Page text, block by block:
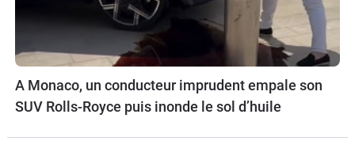
A Monaco, un conducteur imprudent empale son
SUV Rolls-Royce puis inonde le sol d’huile